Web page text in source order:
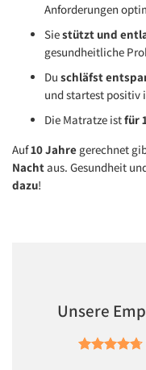
Anforderungen
Siestützt und
gesundheitliche
Duschläfst
und startest positiv
Die Matratze istfür
Auf10 Jahre gerechnet
Nachtaus. Gesundheit
dazu!
Unsere